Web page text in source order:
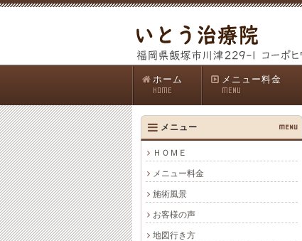
ホーム
HOME
メニュー料金
MENU
メニュー MENU
ＨＯＭＥ
メニュー料金
施術風景
お客様の声
地図行き方